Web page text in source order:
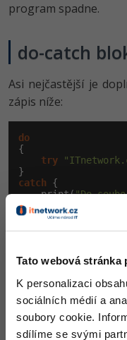
Tato webová stránka
K personalizaci
sociálních médií a
soubory cookie.
sdílíme se svými
program spadne.
do-catch
Asi nejčastější je
zápis níže:
do
{
try
catch {
    print(
"Do
}
dojde k chybě,
rovněž k dispozici
můžeme získat
Z chyby poté
dalších lekcích si